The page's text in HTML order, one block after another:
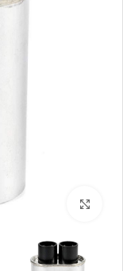
بزرگنمایی